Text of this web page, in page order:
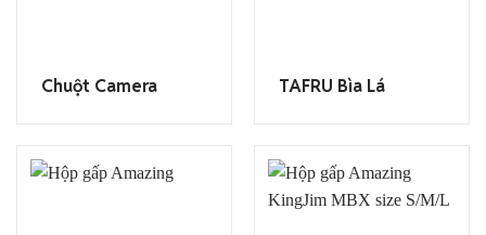
Chuột Camera TAFRU Bìa Lá